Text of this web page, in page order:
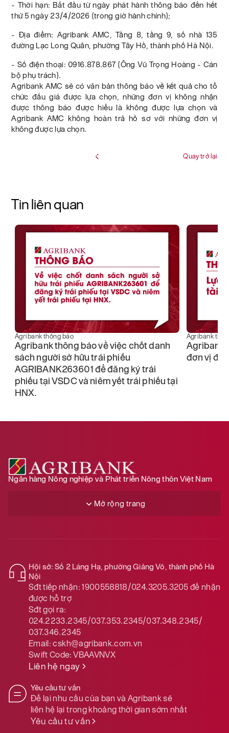
- Thời hạn: Bắt đầu từ ngày phát hành thông báo đến hết
thứ 5 ngày 23/4/2026 (trong giờ hành chính);
- Địa điểm: Agribank AMC, Tầng 8, tầng 9, số nhà 135
đường Lạc Long Quân, phường Tây Hồ, thành phố Hà Nội.
- Số điện thoại: 0916.878.867 (Ông Vũ Trọng Hoàng - Cán
bộ phụ trách).
Agribank AMC sẽ có văn bản thông báo về kết quả cho tổ
chức đấu giá được lựa chọn, những đơn vị không nhận
được thông báo được hiểu là không được lựa chọn và
Agribank AMC không hoàn trả hồ sơ với những đơn vị
không được lựa chọn.
Quay trở lại
Tin liên quan
Agribank thông báo
Agribank thông báo về việc chốt danh
sách người sở hữu trái phiếu
AGRIBANK263601 để đăng ký trái
phiếu tại VSDC và niêm yết trái phiếu tại
HNX.
Agribank
Agribank
đơn vị
Ngân hàng Nông nghiệp và Phát triển Nông thôn Việt Nam
Mở rộng trang
Hội sở: Số 2 Láng Hạ, phường Giảng Võ, thành phố Hà
Nội
Sđt tiếp nhận: 1900558818/024.3205.3205để nhận
được hỗ trợ
Sđt gọi ra:
024.2233.2345/037.353.2345/037.348.2345/
037.346.2345
Email:cskh@agribank.com.vn
Swift Code:VBAAVNVX
Liên hệ ngay
Yêu cầu tư vấn
Để lại nhu cầu của bạn và Agribank sẽ
liên hệ lại trong khoảng thời gian sớm nhất
Yêu cầu tư vấn